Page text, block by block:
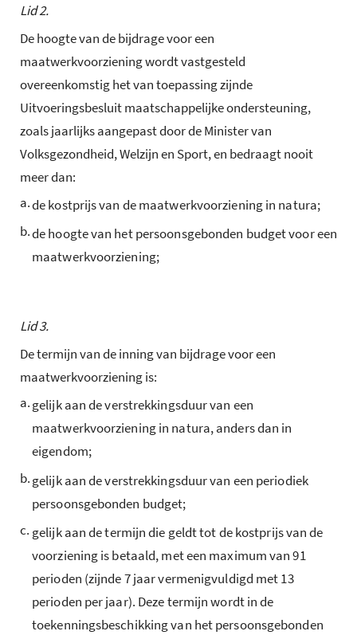
Lid 2.
De hoogte van de bijdrage voor een
maatwerkvoorziening wordt vastgesteld
overeenkomstig het van toepassing zijnde
Uitvoeringsbesluit maatschappelijke ondersteuning,
zoals jaarlijks aangepast door de Minister van
Volksgezondheid, Welzijn en Sport, en bedraagt nooit
meer dan:
a.de kostprijs van de maatwerkvoorziening in natura;
b.de hoogte van het persoonsgebonden budget voor een
maatwerkvoorziening;
Lid 3.
De termijn van de inning van bijdrage voor een
maatwerkvoorziening is:
a.gelijk aan de verstrekkingsduur van een
maatwerkvoorziening in natura, anders dan in
eigendom;
b.gelijk aan de verstrekkingsduur van een periodiek
persoonsgebonden budget;
c. gelijk aan de termijn die geldt tot de kostprijs van de
voorziening is betaald, met een maximum van 91
perioden (zijnde 7 jaar vermenigvuldigd met 13
perioden per jaar). Deze termijn wordt in de
toekenningsbeschikking van het persoonsgebonden